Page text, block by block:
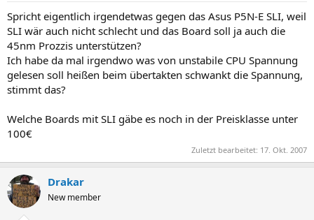
Spricht eigentlich irgendetwas gegen das Asus P5N-E SLI, weil
SLI wär auch nicht schlecht und das Board soll ja auch die
45nm Prozzis unterstützen?
Ich habe da mal irgendwo was von unstabile CPU Spannung
gelesen soll heißen beim übertakten schwankt die Spannung,
stimmt das?
Welche Boards mit SLI gäbe es noch in der Preisklasse unter
100€
Zuletzt bearbeitet: 17. Okt. 2007
Drakar
New member